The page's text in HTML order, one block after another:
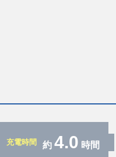
充電時間 約 4.0 時間